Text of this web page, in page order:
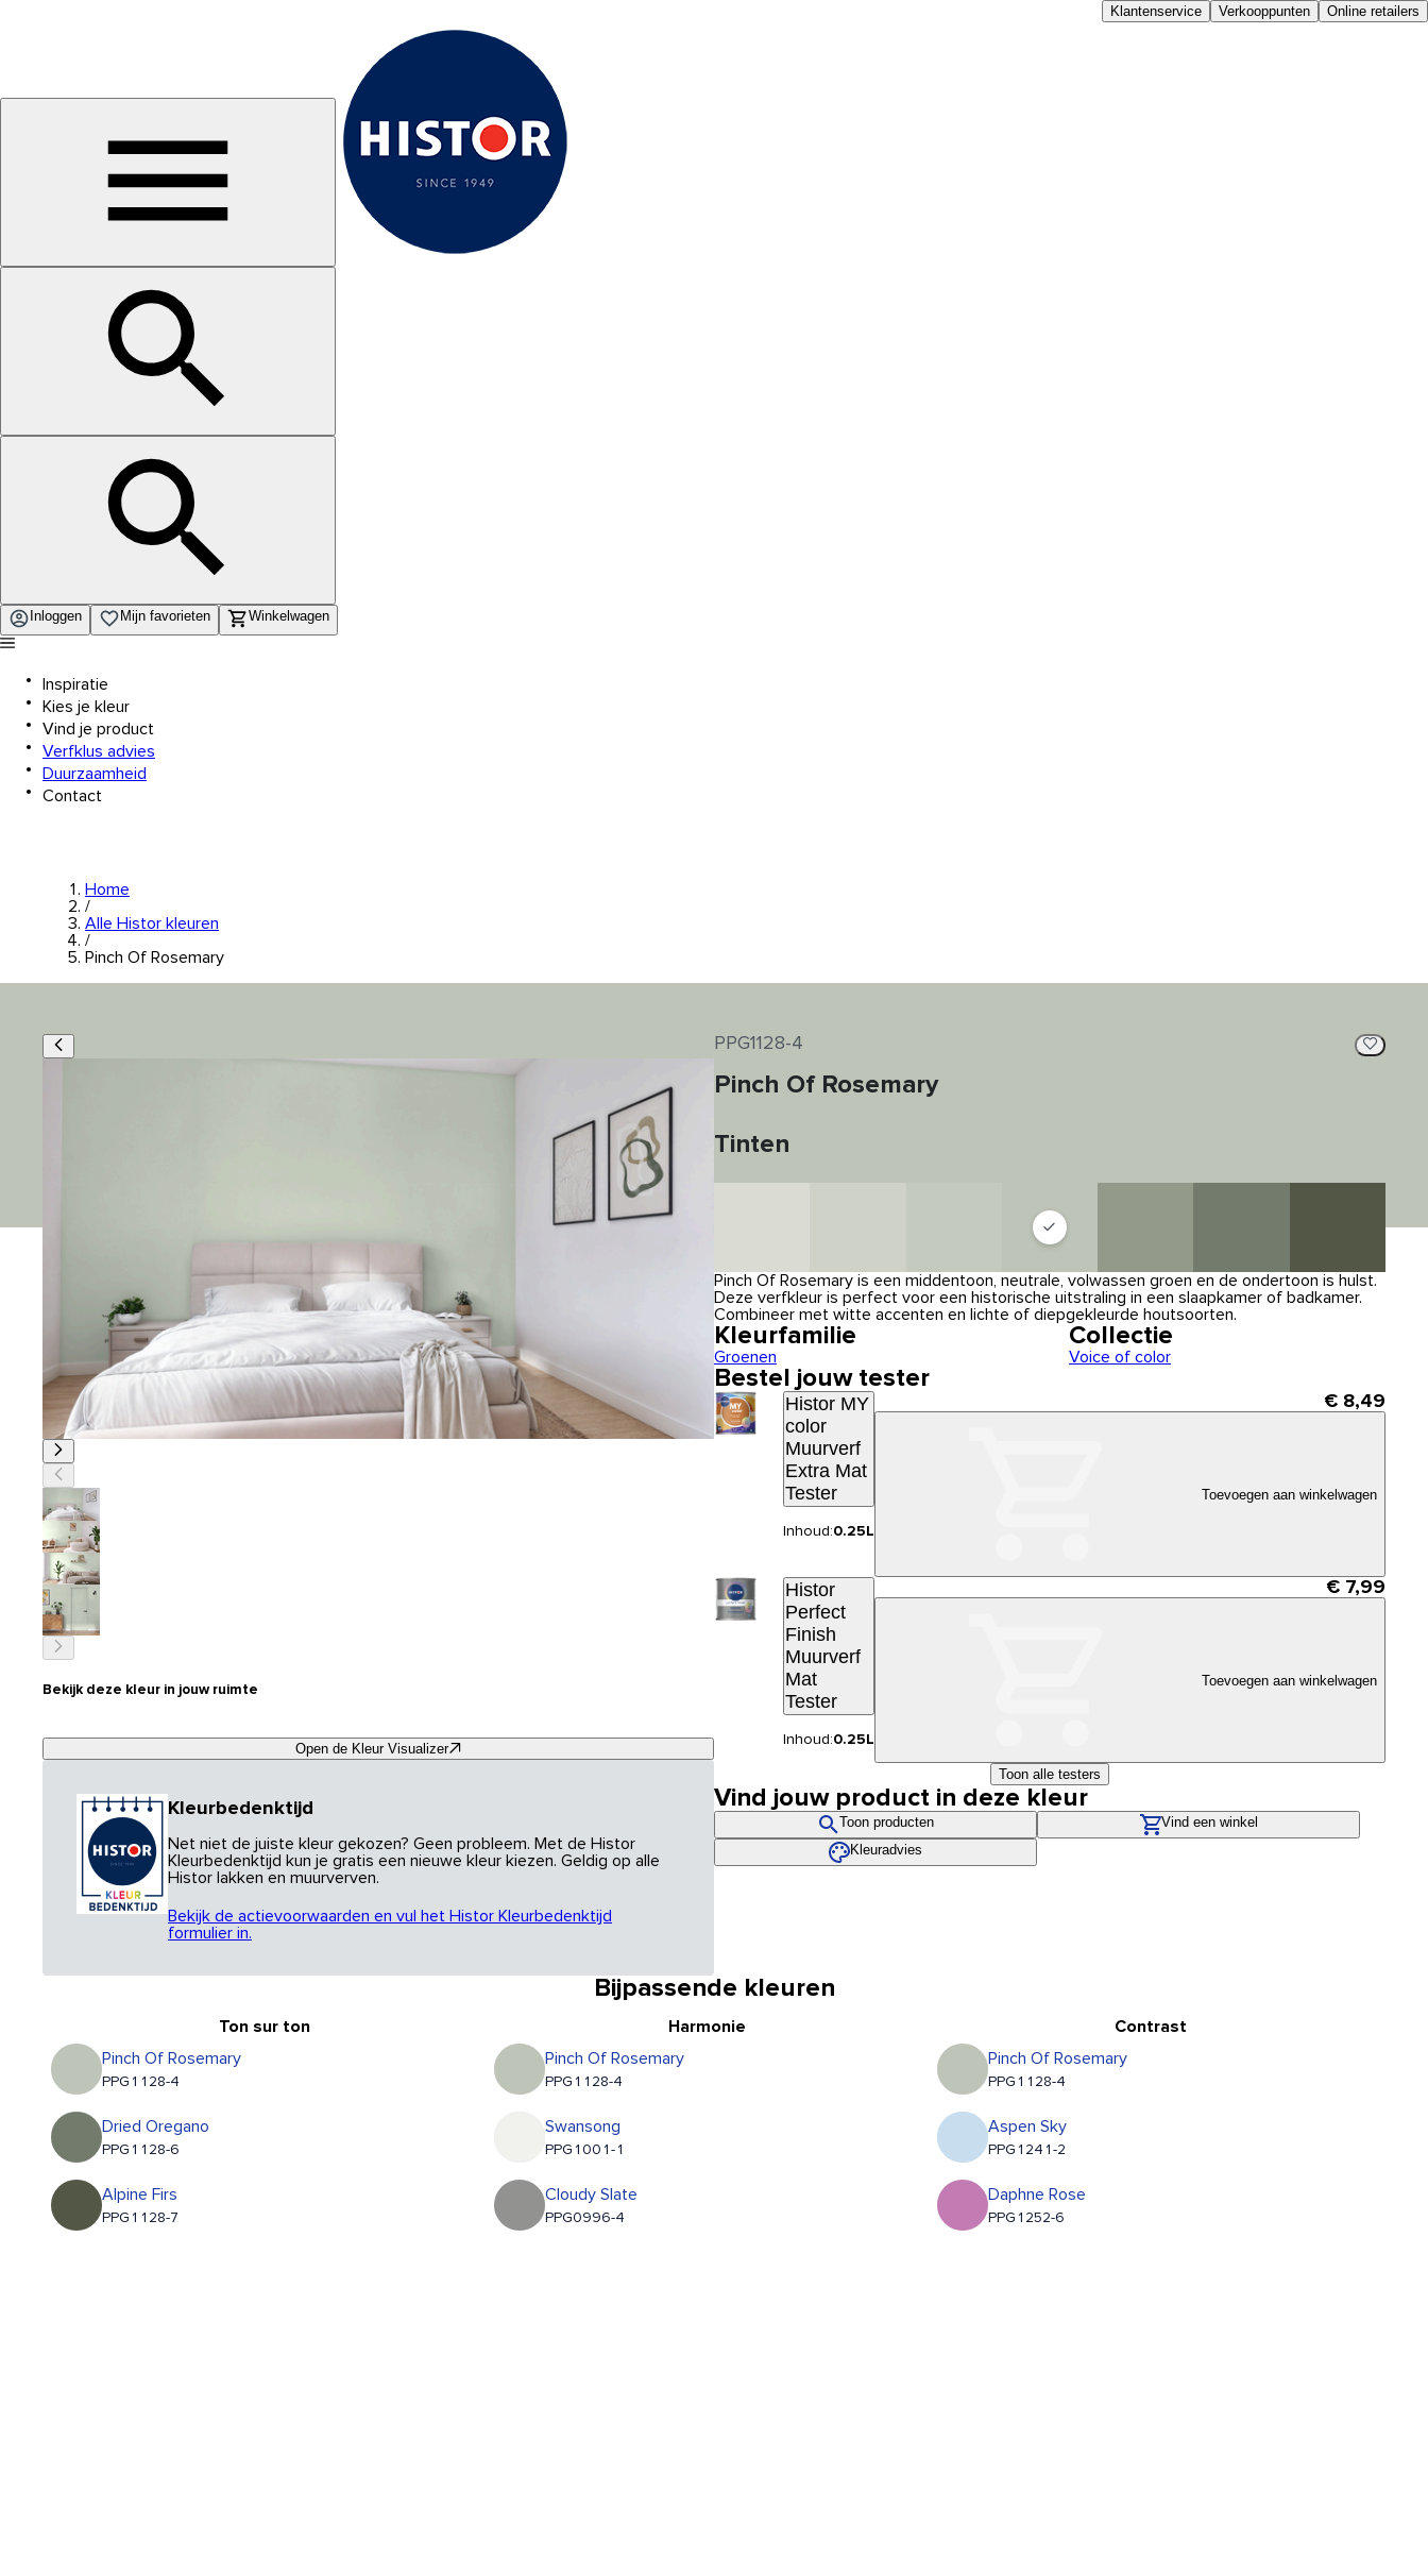
Klantenservice Verkooppunten Online retailers
Inloggen Mijn favorieten Winkelwagen
Inspiratie
Kies je kleur
Vind je product
Verfklus advies
Duurzaamheid
Contact
Home
/
Alle Histor kleuren
/
Pinch Of Rosemary
Bekijk deze kleur in jouw ruimte
Open de Kleur Visualizer
Kleurbedenktijd
Net niet de juiste kleur gekozen? Geen probleem. Met de Histor
Kleurbedenktijd kun je gratis een nieuwe kleur kiezen. Geldig op alle
Histor lakken en muurverven.
Bekijk de actievoorwaarden en vul het Histor Kleurbedenktijd
formulier in.
PPG1128-4
Pinch Of Rosemary
Tinten
Pinch Of Rosemary is een middentoon, neutrale, volwassen groen en de ondertoon is hulst.
Deze verfkleur is perfect voor een historische uitstraling in een slaapkamer of badkamer.
Combineer met witte accenten en lichte of diepgekleurde houtsoorten.
Kleurfamilie
Groenen
Collectie
Voice of color
Bestel jouw tester
Histor MY
color
Muurverf
Extra Mat
Tester
Inhoud:0.25L
€ 8,49
Toevoegen aan winkelwagen
Histor
Perfect
Finish
Muurverf
Mat
Tester
Inhoud:0.25L
€ 7,99
Toevoegen aan winkelwagen
Toon alle testers
Vind jouw product in deze kleur
Toon producten
Vind een winkel
Kleuradvies
Bijpassende kleuren
Ton sur ton
Pinch Of Rosemary
PPG1128-4
Dried Oregano
PPG1128-6
Alpine Firs
PPG1128-7
Harmonie
Pinch Of Rosemary
PPG1128-4
Swansong
PPG1001-1
Cloudy Slate
PPG0996-4
Contrast
Pinch Of Rosemary
PPG1128-4
Aspen Sky
PPG1241-2
Daphne Rose
PPG1252-6